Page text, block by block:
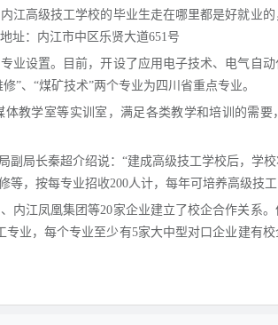
江高级技工学校的毕业生走在哪里都是好就业
址：内江市中区乐贤大道651号
业设置。目前，开设了应用电子技术、电气自
”、“煤矿技术”两个专业为四川省重点专业。
教学室等实训室，满足各类教学和培训的需
局长秦超介绍说：“建成高级技工学校后，学
，按每专业招收200人计，每年可培养高级技工
内江凤凰集团等20家企业建立了校企合作关系
业，每个专业至少有5家大中型对口企业建有